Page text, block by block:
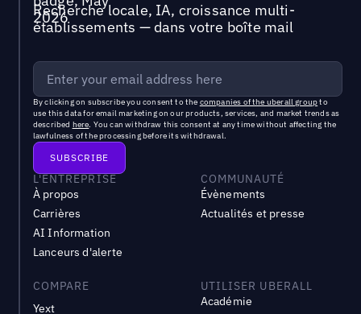
Recherche locale, IA, croissance multi-
établissements — dans votre boîte mail
By clicking on subscribe you consent to the companies of the uberall groupto
use this data for email marketing on our products, services, and market trends as
described here. You can withdraw this consent at any time without affecting the
lawfulness of the processing before its withdrawal.
L'ENTREPRISE
À propos
Carrières
AI Information
Lanceurs d'alerte
COMMUNAUTÉ
Évènements
Actualités et presse
COMPARE
Yext
UTILISER UBERALL
Académie